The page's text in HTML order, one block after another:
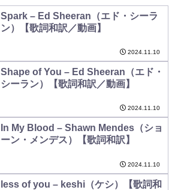
Spark – Ed Sheeran（エド・シーラ
ン）【歌詞和訳／動画】
2024.11.10
Shape of You – Ed Sheeran（エド・
シーラン）【歌詞和訳／動画】
2024.11.10
In My Blood – Shawn Mendes（ショ
ーン・メンデス）【歌詞和訳】
2024.11.10
less of you – keshi（ケシ）【歌詞和